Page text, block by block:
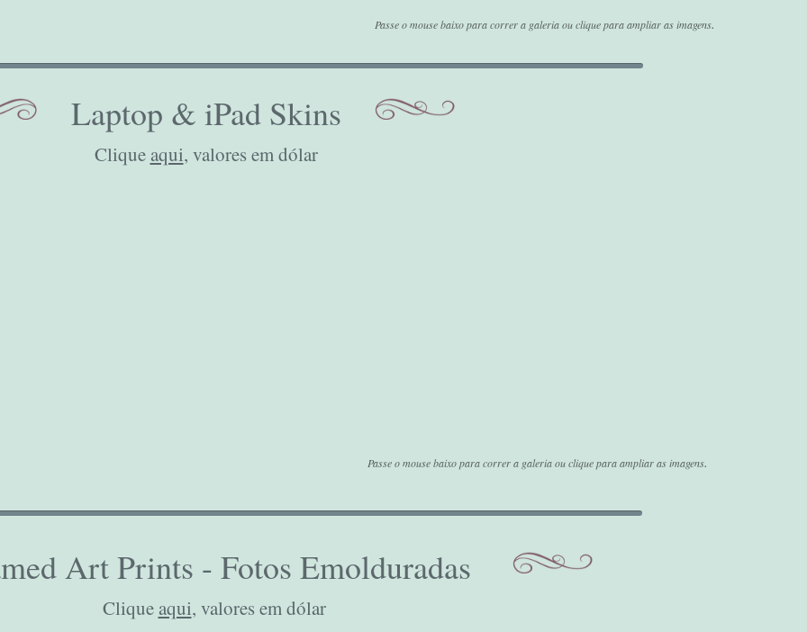
Passe o mouse baixo para correr a galeria ou clique para ampliar as imagens.
Laptop & iPad Skins
Clique aqui, valores em dólar
Passe o mouse baixo para correr a galeria ou clique para ampliar as imagens.
Art Prints - Fotos Emolduradas
Clique aqui, valores em dólar